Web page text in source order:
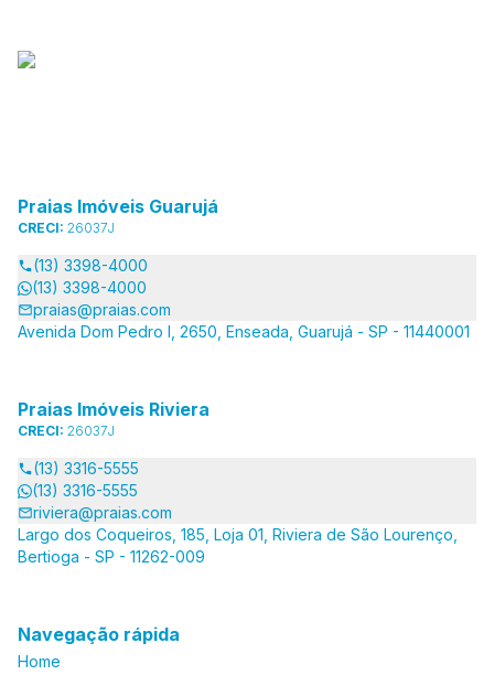
Praias Imóveis Guarujá
CRECI: 26037J
(13) 3398-4000
(13) 3398-4000
praias@praias.com
Avenida Dom Pedro I, 2650, Enseada, Guarujá - SP - 11440001
Praias Imóveis Riviera
CRECI: 26037J
(13) 3316-5555
(13) 3316-5555
riviera@praias.com
Largo dos Coqueiros, 185, Loja 01, Riviera de São Lourenço,
Bertioga - SP - 11262-009
Navegação rápida
Home